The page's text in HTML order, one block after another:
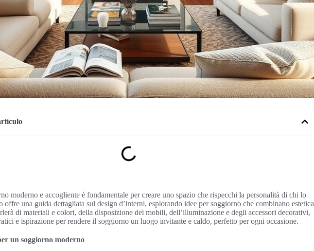
moderno e accogliente è fondamentale per creare uno spazio che rispecchi la personalità di chi lo
offre una guida dettagliata sul design d’interni, esplorando idee per soggiorno che combinano estetica
di materiali e colori, della disposizione dei mobili, dell’illuminazione e degli accessori decorativi,
e ispirazione per rendere il soggiorno un luogo invitante e caldo, perfetto per ogni occasione.
un soggiorno moderno